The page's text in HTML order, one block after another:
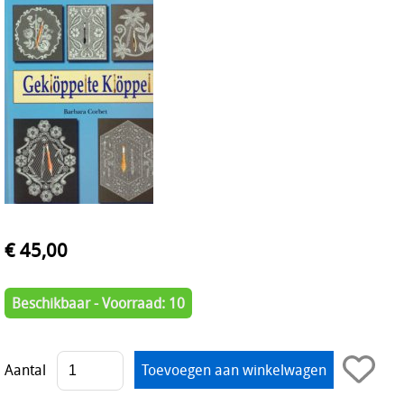
€ 45,00
Beschikbaar - Voorraad: 10
Aantal